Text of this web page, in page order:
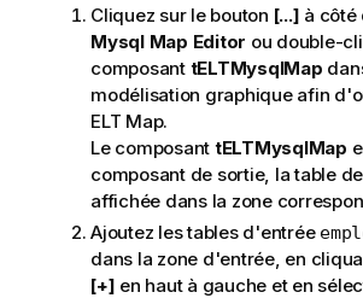
Cliquez sur le bouton [...] à côté
Mysql Map Editor ou double-
composant tELTMysqlMap
modélisation graphique afin
ELT Map.
Le composant tELTMysqlMap
composant de sortie, la table
affichée dans la zone
Ajoutez les tables d'entrée
dans la zone d'entrée, en
[+] en haut à gauche et en